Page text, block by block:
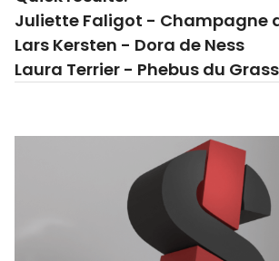
Juliette Faligot - Champagne
Lars Kersten - Dora de Ness
Laura Terrier - Phebus du